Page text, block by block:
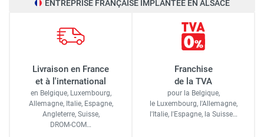
ENTREPRISE FRANÇAISE IMPLANTÉE EN ALSACE
Livraison en France
et à l'international
en Belgique, Luxembourg,
Allemagne, Italie, Espagne,
Angleterre, Suisse,
DROM-COM…
Franchise
de la TVA
pour la Belgique,
le Luxembourg, l'Allemagne,
l'Italie, l'Espagne, la Suisse…